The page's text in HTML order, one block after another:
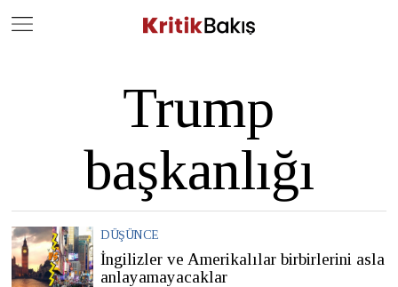
Trump
başkanlığı
DÜŞÜNCE
İngilizler ve Amerikalılar birbirlerini asla
anlayamayacaklar